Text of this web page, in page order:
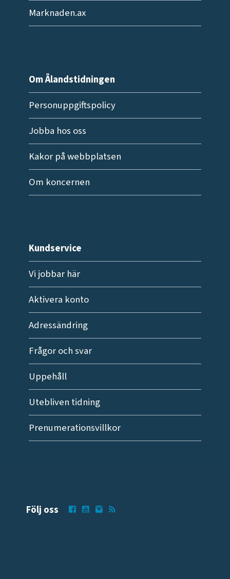
Marknaden.ax
Om Ålandstidningen
Personuppgiftspolicy
Jobba hos oss
Kakor på webbplatsen
Om koncernen
Kundservice
Vi jobbar här
Aktivera konto
Adressändring
Frågor och svar
Uppehåll
Utebliven tidning
Prenumerationsvillkor
Följ oss